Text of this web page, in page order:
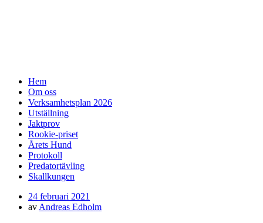
Meny
Hoppa
innehåll
Hem
Om oss
Verksamhetsplan 2026
Utställning
Jaktprov
Rookie-priset
Årets Hund
Protokoll
Predatortävling
Skallkungen
Publicerad
den
24 februari 2021
av Andreas Edholm